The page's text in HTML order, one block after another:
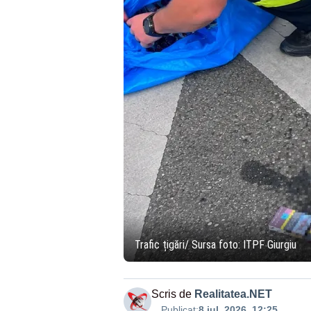
Trafic țigări/ Sursa foto: ITPF Giurgiu
Scris de Realitatea.NET